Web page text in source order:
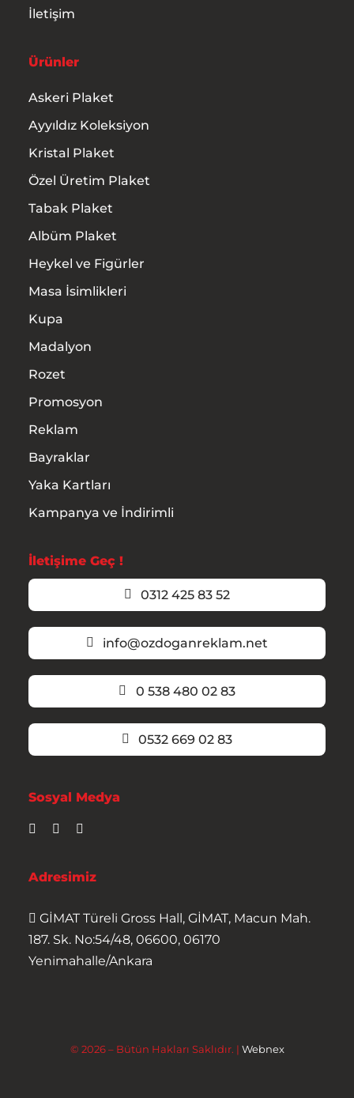
İletişim
Ürünler
Askeri Plaket
Ayyıldız Koleksiyon
Kristal Plaket
Özel Üretim Plaket
Tabak Plaket
Albüm Plaket
Heykel ve Figürler
Masa İsimlikleri
Kupa
Madalyon
Rozet
Promosyon
Reklam
Bayraklar
Yaka Kartları
Kampanya ve İndirimli
İletişime Geç !
0312 425 83 52
info@ozdoganreklam.net
0 538 480 02 83
0532 669 02 83
Sosyal Medya
Adresimiz
GİMAT Türeli Gross Hall, GİMAT, Macun Mah.
187. Sk. No:54/48, 06600, 06170
Yenimahalle/Ankara
© 2026 – Bütün Hakları Saklıdır. | Webnex